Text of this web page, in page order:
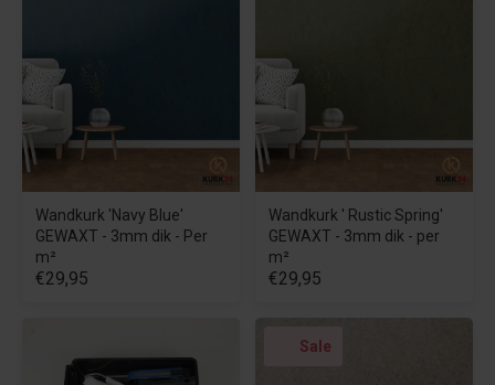
Wandkurk 'Navy Blue'
GEWAXT - 3mm dik - Per
m²
€29,95
Wandkurk ' Rustic Spring'
GEWAXT - 3mm dik - per
m²
€29,95
Sale